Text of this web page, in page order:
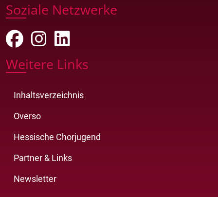
Soziale Netzwerke
Weitere Links
Inhaltsverzeichnis
Overso
Hessische Chorjugend
Partner & Links
Newsletter